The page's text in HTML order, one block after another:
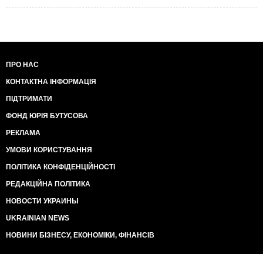
ПРО НАС
КОНТАКТНА ІНФОРМАЦІЯ
ПІДТРИМАТИ
ФОНД ЮРІЯ БУТУСОВА
РЕКЛАМА
УМОВИ КОРИСТУВАННЯ
ПОЛІТИКА КОНФІДЕНЦІЙНОСТІ
РЕДАКЦІЙНА ПОЛІТИКА
НОВОСТИ УКРАИНЫ
UKRAINIAN NEWS
НОВИНИ БІЗНЕСУ, ЕКОНОМІКИ, ФІНАНСІВ